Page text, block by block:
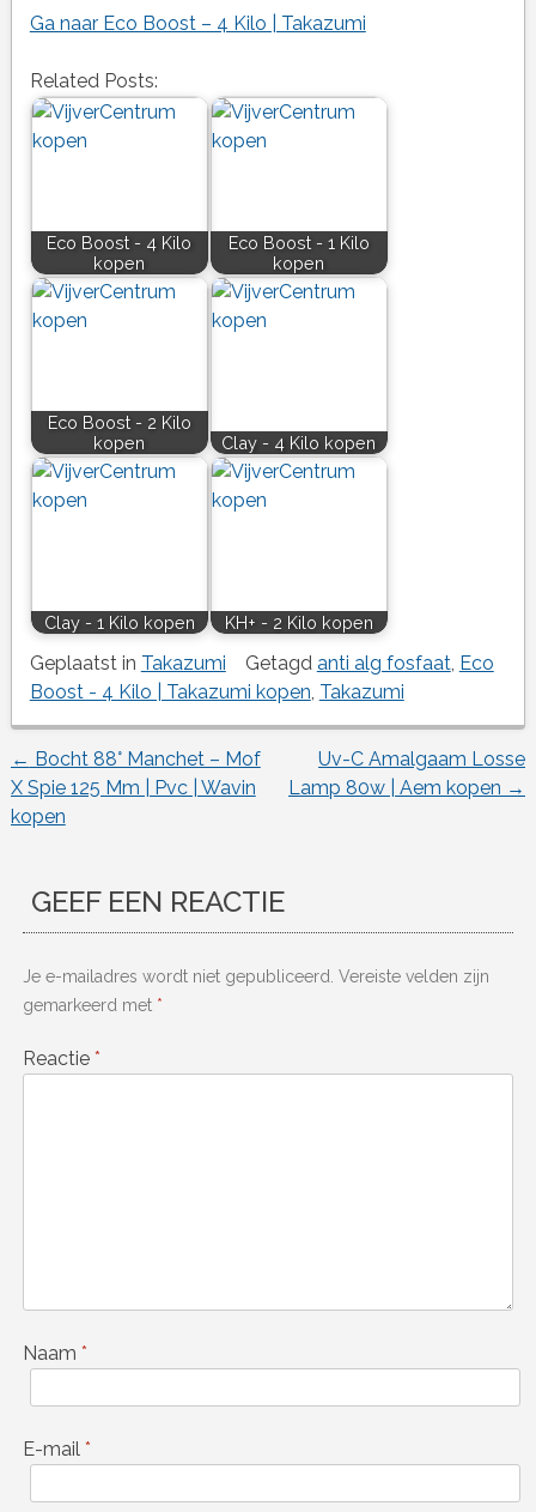
Ga naar Eco Boost – 4 Kilo | Takazumi
Related Posts:
Eco Boost - 4 Kilo
kopen
Eco Boost - 1 Kilo
kopen
Eco Boost - 2 Kilo
kopen
Clay - 4 Kilo kopen
Clay - 1 Kilo kopen KH+ - 2 Kilo kopen
Geplaatst in Takazumi Getagd anti alg fosfaat, Eco
Boost - 4 Kilo | Takazumi kopen, Takazumi
Berichtnavigatie
← Bocht 88° Manchet – Mof
X Spie 125 Mm | Pvc | Wavin
kopen
Uv-C Amalgaam Losse
Lamp 80w | Aem kopen →
GEEF EEN REACTIE
Je e-mailadres wordt niet gepubliceerd. Vereiste velden zijn
gemarkeerd met *
Reactie *
Naam *
E-mail *